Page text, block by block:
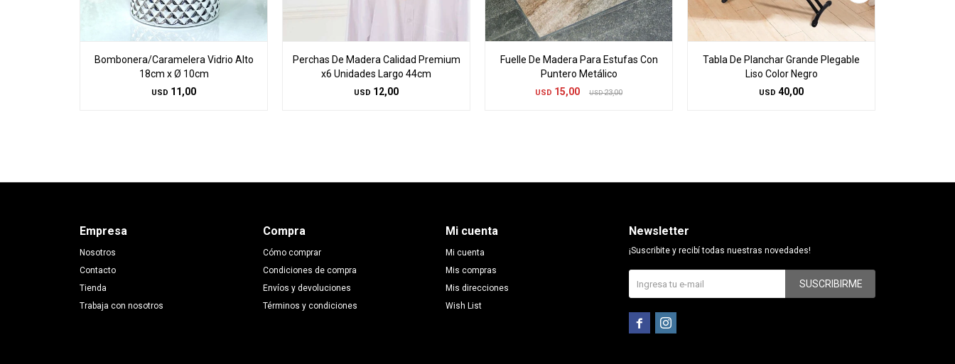
Bombonera/Caramelera Vidrio Alto
18cm x Ø 10cm
USD 11,00
Perchas De Madera Calidad Premium
x6 Unidades Largo 44cm
USD 12,00
Fuelle De Madera Para Estufas Con
Puntero Metálico
USD 15,00 USD 23,00
Tabla De Planchar Grande Plegable
Liso Color Negro
USD 40,00
Empresa
Nosotros
Contacto
Tienda
Trabaja con nosotros
Compra
Cómo comprar
Condiciones de compra
Envíos y devoluciones
Términos y condiciones
Mi cuenta
Mi cuenta
Mis compras
Mis direcciones
Wish List
Newsletter
¡Suscribite y recibí todas nuestras novedades!
SUSCRIBIRME
 